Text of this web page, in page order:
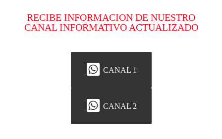
RECIBE INFORMACION DE NUESTRO
CANAL INFORMATIVO ACTUALIZADO
CANAL 1
CANAL 2